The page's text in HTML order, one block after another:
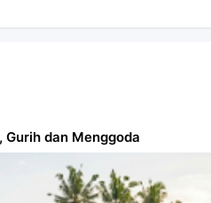
Gurih dan Menggoda